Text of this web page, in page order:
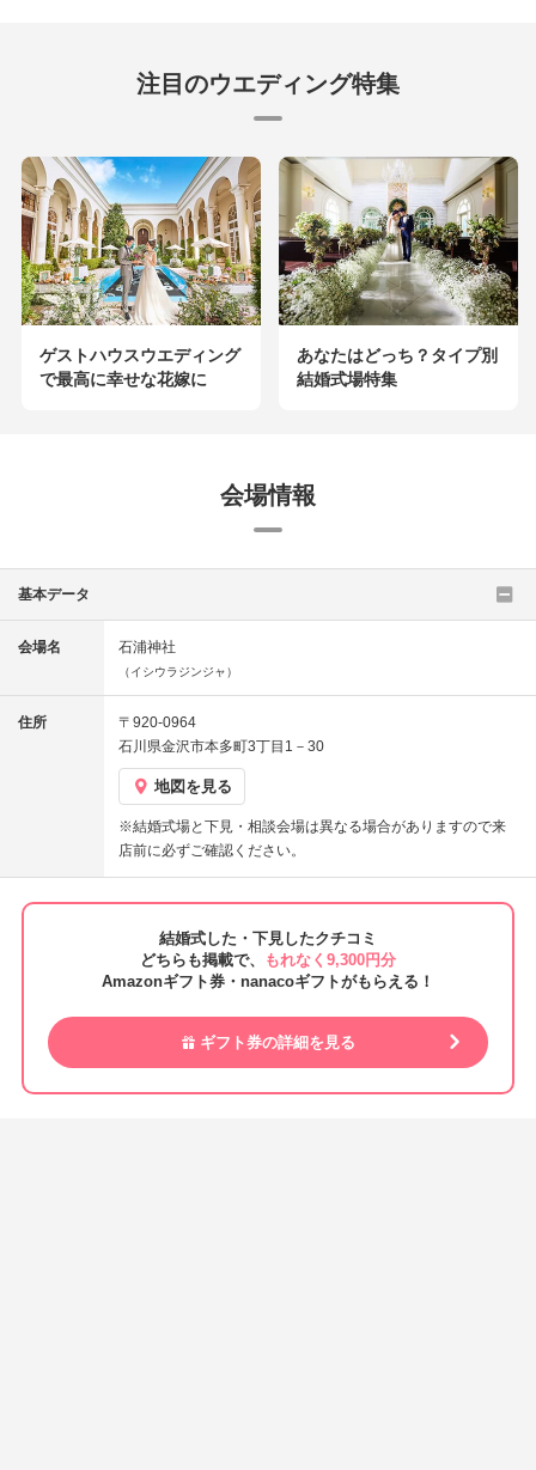
注目のウエディング特集
ゲストハウスウエディング
で最高に幸せな花嫁に
あなたはどっち？タイプ別
結婚式場特集
会場情報
基本データ
会場名 石浦神社
（イシウラジンジャ）
住所
〒920-0964
石川県金沢市本多町3丁目1－30
地図を見る
※結婚式場と下見・相談会場は異なる場合がありますので来
店前に必ずご確認ください。
結婚式した・下見したクチコミ
どちらも掲載で、
もれなく9,300円分
Amazonギフト券・nanacoギフトがもらえる！
ギフト券の詳細を見る